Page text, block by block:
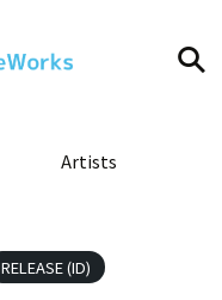
Artists
RELEASE (ID)